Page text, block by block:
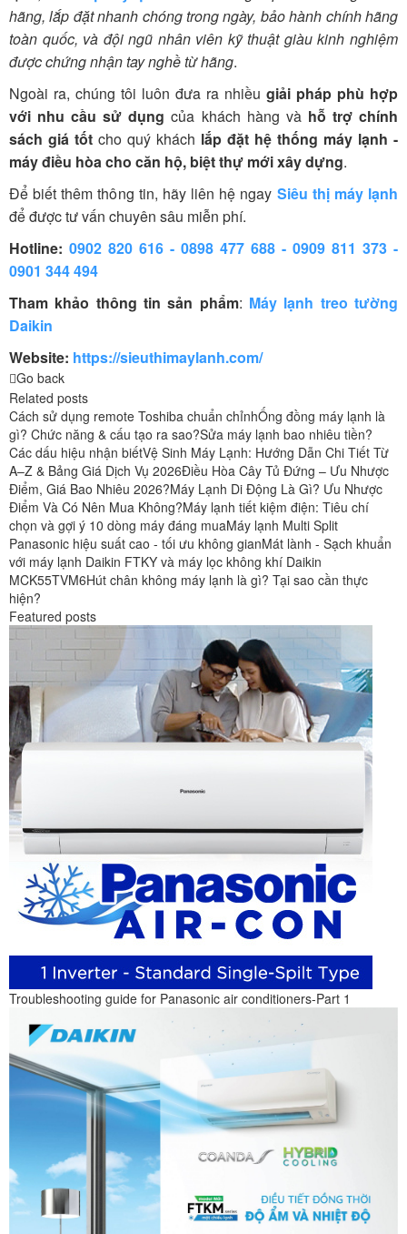
hãng, lắp đặt nhanh chóng trong ngày, bảo hành chính hãng
toàn quốc, và đội ngũ nhân viên kỹ thuật giàu kinh nghiệm
được chứng nhận tay nghề từ hãng.
Ngoài ra, chúng tôi luôn đưa ra nhiều giải pháp phù hợp
với nhu cầu sử dụng của khách hàng và hỗ trợ chính
sách giá tốt cho quý khách lắp đặt hệ thống máy lạnh -
máy điều hòa cho căn hộ, biệt thự mới xây dựng.
Để biết thêm thông tin, hãy liên hệ ngay Siêu thị máy lạnh
để được tư vấn chuyên sâu miễn phí.
Hotline: 0902 820 616 - 0898 477 688 - 0909 811 373 -
0901 344 494
Tham khảo thông tin sản phẩm: Máy lạnh treo tường
Daikin
Website: https://sieuthimaylanh.com/
Go back
Related posts
Cách sử dụng remote Toshiba chuẩn chỉnhỐng đồng máy lạnh là
gì? Chức năng & cấu tạo ra sao?Sửa máy lạnh bao nhiêu tiền?
Các dấu hiệu nhận biếtVệ Sinh Máy Lạnh: Hướng Dẫn Chi Tiết Từ
A–Z & Bảng Giá Dịch Vụ 2026Điều Hòa Cây Tủ Đứng – Ưu Nhược
Điểm, Giá Bao Nhiêu 2026?Máy Lạnh Di Động Là Gì? Ưu Nhược
Điểm Và Có Nên Mua Không?Máy lạnh tiết kiệm điện: Tiêu chí
chọn và gợi ý 10 dòng máy đáng muaMáy lạnh Multi Split
Panasonic hiệu suất cao - tối ưu không gianMát lành - Sạch khuẩn
với máy lạnh Daikin FTKY và máy lọc không khí Daikin
MCK55TVM6Hút chân không máy lạnh là gì? Tại sao cần thực
hiện?
Featured posts
Troubleshooting guide for Panasonic air conditioners-Part 1